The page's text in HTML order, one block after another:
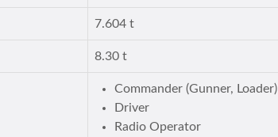
7.604 t
8.30 t
Commander (Gunner, Loader)
Driver
Radio Operator